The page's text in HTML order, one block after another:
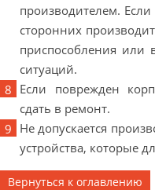
производителем.
сторонних
приспособления или
ситуаций.
Если поврежден
сдать в ремонт.
Не допускается
устройства, которые
Вернуться к оглавлению